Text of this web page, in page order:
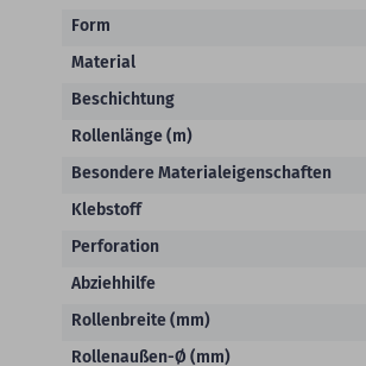
Form
Material
Beschichtung
Rollenlänge (m)
Besondere Materialeigenschaften
Klebstoff
Perforation
Abziehhilfe
Rollenbreite (mm)
Rollenaußen-Ø (mm)